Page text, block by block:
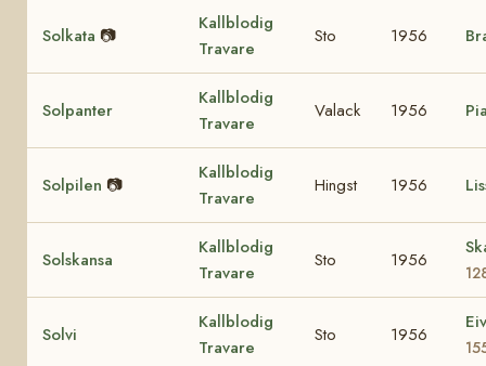
Solkata 📷
Kallblodig
Travare
Sto 1956
Solpanter
Kallblodig
Travare
Valack 1956
Solpilen 📷
Kallblodig
Travare
Hingst 1956
Solskansa
Kallblodig
Travare
Sto 1956
Solvi
Kallblodig
Travare
Sto 1956